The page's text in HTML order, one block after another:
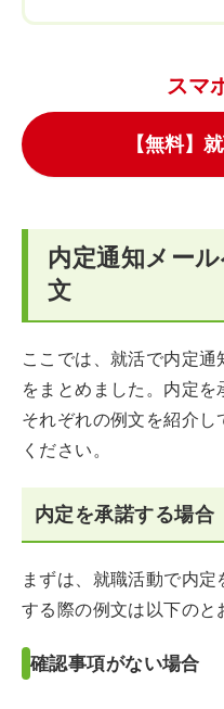
スマ
【無料】
内定通知メー
文
ここでは、就活で内定
をまとめました。内定
それぞれの例文を紹介
ください。
内定を承諾する場合
まずは、就職活動で内
する際の例文は以下のと
確認事項がない場合